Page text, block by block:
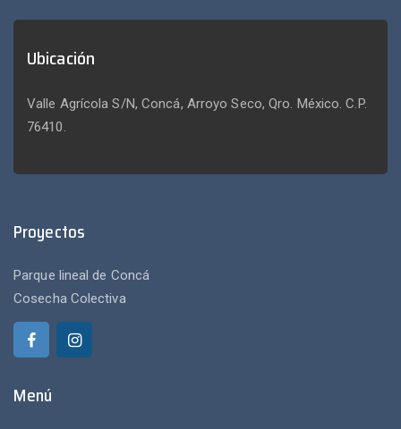
Ubicación
Valle Agrícola S/N, Concá, Arroyo Seco, Qro. México. C.P.
76410.
Proyectos
Parque lineal de Concá
Cosecha Colectiva
Menú